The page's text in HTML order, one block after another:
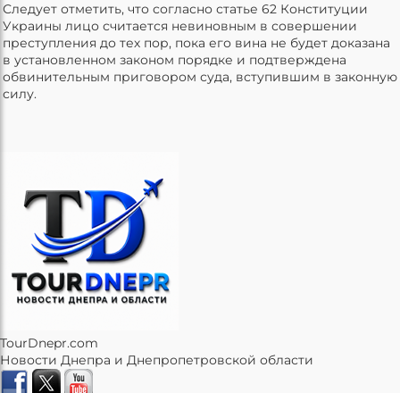
Следует отметить, что согласно статье 62 Конституции
Украины лицо считается невиновным в совершении
преступления до тех пор, пока его вина не будет доказана
в установленном законом порядке и подтверждена
обвинительным приговором суда, вступившим в законную
силу.
TourDnepr.com
Новости Днепра и Днепропетровской области